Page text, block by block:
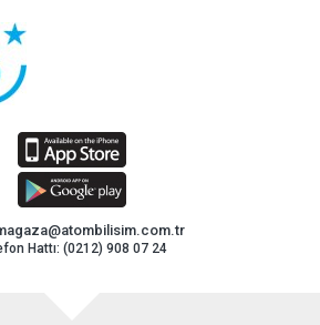
Hattı: (0212) 908 07 24